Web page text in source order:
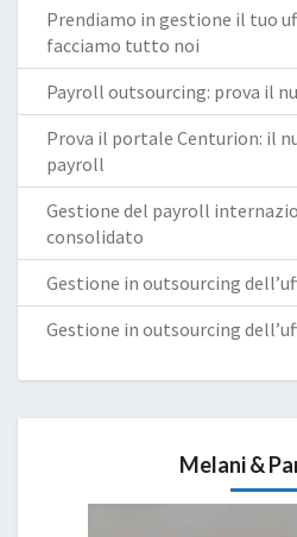
Prendiamo in gestione il tuo
facciamo tutto noi
Payroll outsourcing: prova il
Prova il portale Centurion: il
payroll
Gestione del payroll
consolidato
Gestione in outsourcing
Gestione in outsourcing
Melani &